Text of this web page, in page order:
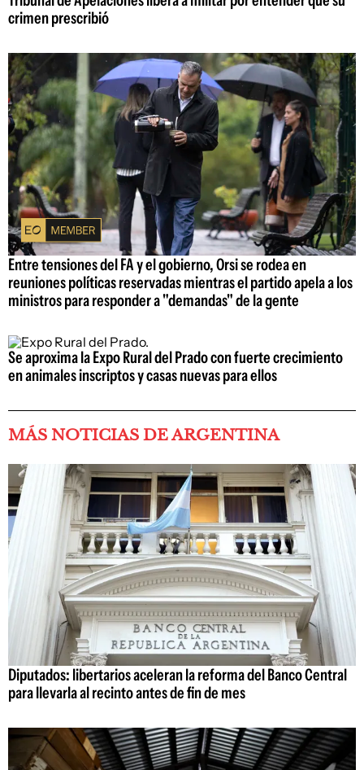
crimen prescribió
Entre tensiones del FA y el gobierno, Orsi se rodea en
reuniones políticas reservadas mientras el partido apela a los
ministros para responder a "demandas" de la gente
Se aproxima la Expo Rural del Prado con fuerte crecimiento
en animales inscriptos y casas nuevas para ellos
MÁS NOTICIAS DE ARGENTINA
Diputados: libertarios aceleran la reforma del Banco Central
para llevarla al recinto antes de fin de mes